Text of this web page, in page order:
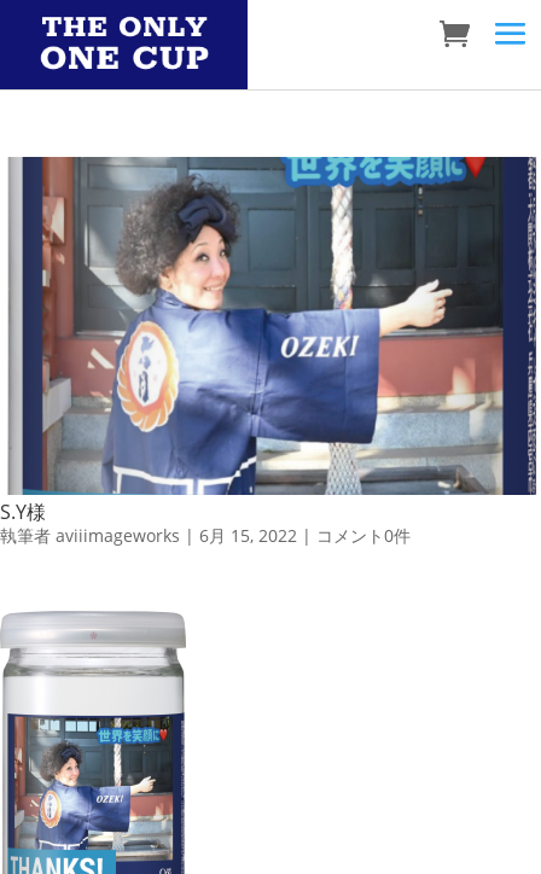
S.Y様
執筆者 aviiimageworks | 6月 15, 2022 | コメント0件